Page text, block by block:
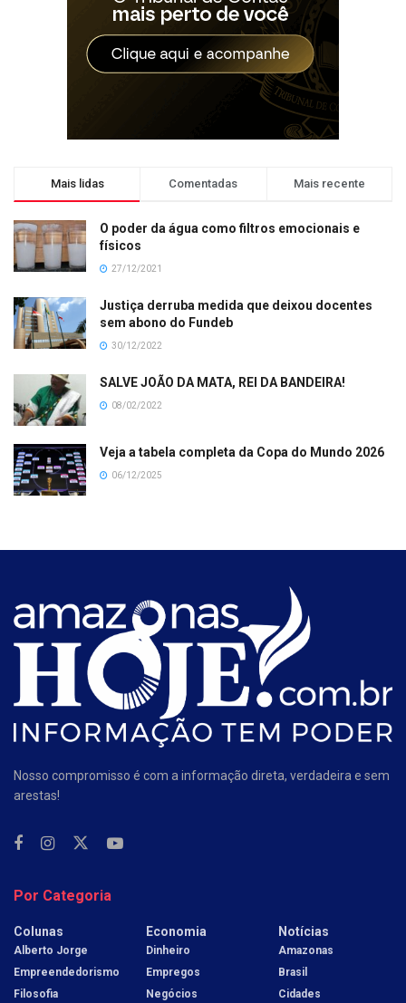
Mais lidas Comentadas Mais recente
O poder da água como filtros emocionais e
físicos
27/12/2021
Justiça derruba medida que deixou docentes
sem abono do Fundeb
30/12/2022
SALVE JOÃO DA MATA, REI DA BANDEIRA!
08/02/2022
Veja a tabela completa da Copa do Mundo 2026
06/12/2025
Nosso compromisso é com a informação direta, verdadeira e sem
arestas!
Por Categoria
Colunas
Alberto Jorge
Empreendedorismo
Filosofia
Economia
Dinheiro
Empregos
Negócios
Notícias
Amazonas
Brasil
Cidades